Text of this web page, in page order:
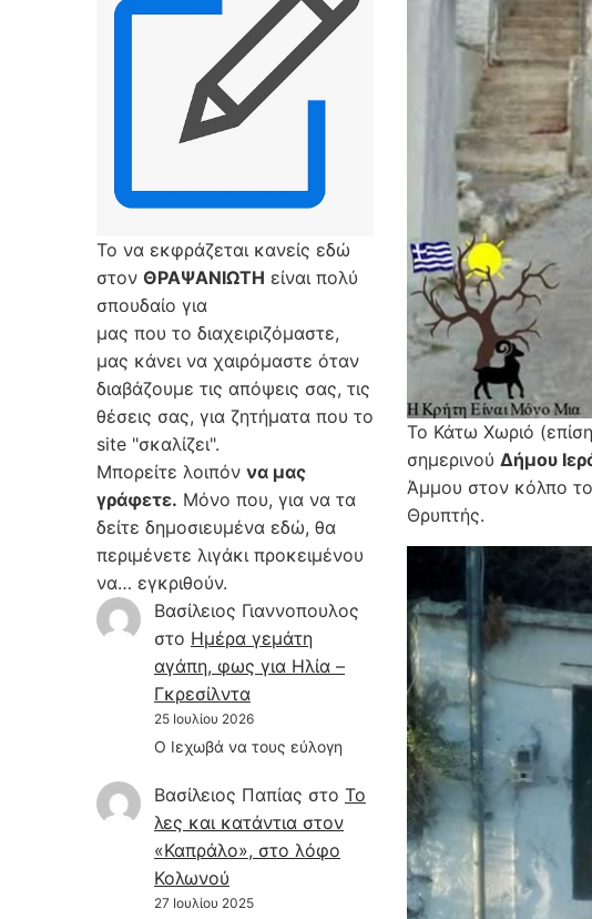
Το να εκφράζεται κανείς εδώ
στον ΘΡΑΨΑΝΙΩΤΗ είναι πολύ
σπουδαίο για
μας που το διαχειριζόμαστε,
μας κάνει να χαιρόμαστε όταν
διαβάζουμε τις απόψεις σας, τις
θέσεις σας, για ζητήματα που το
site "σκαλίζει".
Μπορείτε λοιπόν να μας
γράφετε. Μόνο που, για να τα
δείτε δημοσιευμένα εδώ, θα
περιμένετε λιγάκι προκειμένου
να… εγκριθούν.
Βασίλειος Γιαννοπουλος
στο Hμέρα γεμάτη
αγάπη, φως για Ηλία –
Γκρεσίλντα
25 Ιουλίου 2026
Ο Ιεχωβά να τους εύλογη
Βασίλειος Παπίας στο Το
λες και κατάντια στον
«Καπράλο», στο λόφο
Κολωνού
27 Ιουλίου 2025
Το Κάτω Χωριό
σημερινού Δήμου
Άμμου στον κόλπο
Θρυπτής.